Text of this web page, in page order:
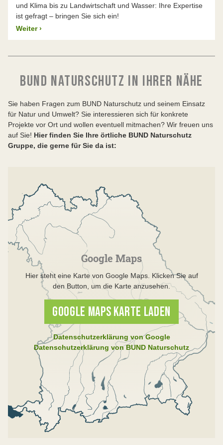
und Klima bis zu Landwirtschaft und Wasser: Ihre Expertise
ist gefragt – bringen Sie sich ein!
Weiter ›
BUND NATURSCHUTZ IN IHRER NÄHE
Sie haben Fragen zum BUND Naturschutz und seinem Einsatz
für Natur und Umwelt? Sie interessieren sich für konkrete
Projekte vor Ort und wollen eventuell mitmachen? Wir freuen uns
auf Sie! Hier finden Sie Ihre örtliche BUND Naturschutz
Gruppe, die gerne für Sie da ist:
Google Maps
Hier steht eine Karte von Google Maps. Klicken Sie auf
den Button, um die Karte anzusehen.
GOOGLE MAPS KARTE LADEN
Datenschutzerklärung von Google
Datenschutzerklärung von BUND Naturschutz